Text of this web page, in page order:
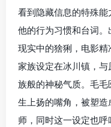
看到隐藏信息的特殊
他的行为习惯和台词。
现实中的猞猁，电影
家族设定在冰川镇，
族般的神秘气质。毛
生上扬的嘴角，被塑
师，同时这一设定也